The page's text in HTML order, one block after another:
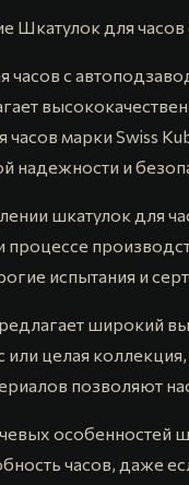
Шкатулок для
часов с
часов марки Swiss
надежности и
шкатулок для
процессе
испытания и
широкий
или целая
позволяют
особенностей
часов, даже